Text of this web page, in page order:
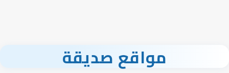
مواقع صديقة